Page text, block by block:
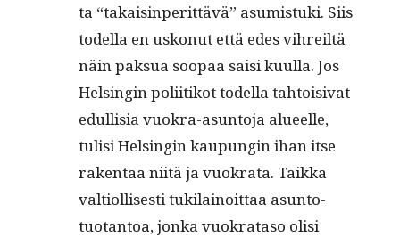
ta “takaisin­perit­tävä” asum­is­tu­ki. Siis
todel­la en uskonut että edes vihreiltä
näin pak­sua soopaa saisi kuul­la. Jos
Helsin­gin poli­itikot todel­la tah­toisi­vat
edullisia vuokra-asun­to­ja alueelle,
tulisi Helsin­gin kaupun­gin ihan itse
rak­en­taa niitä ja vuokra­ta. Taik­ka
val­ti­ol­lis­es­ti tuk­i­lain­oit­taa asun­to­
tuotan­toa, jon­ka vuokrata­so olisi